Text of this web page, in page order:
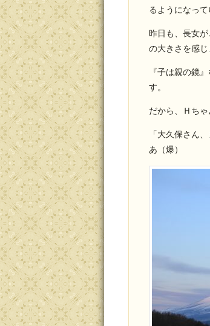
るようになって
昨日も、長女
の大きさを感じ
『子は親の鏡
す。
だから、Ｈちゃ
「大久保さん
あ（爆）